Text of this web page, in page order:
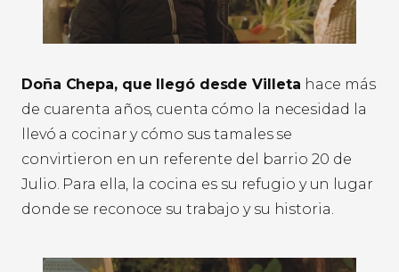
Doña Chepa, que llegó desde Villeta hace más
de cuarenta años, cuenta cómo la necesidad la
llevó a cocinar y cómo sus tamales se
convirtieron en un referente del barrio 20 de
Julio. Para ella, la cocina es su refugio y un lugar
donde se reconoce su trabajo y su historia.